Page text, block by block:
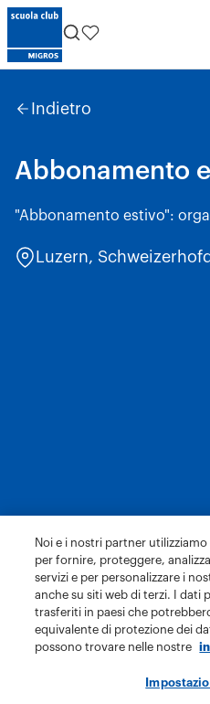
Noi e i nostri partner
per fornire, proteggere,
servizi e per personalizzare i
anche su siti web di terzi. I dati
trasferiti in paesi che
equivalente di protezione dei
possono trovare nelle nostre